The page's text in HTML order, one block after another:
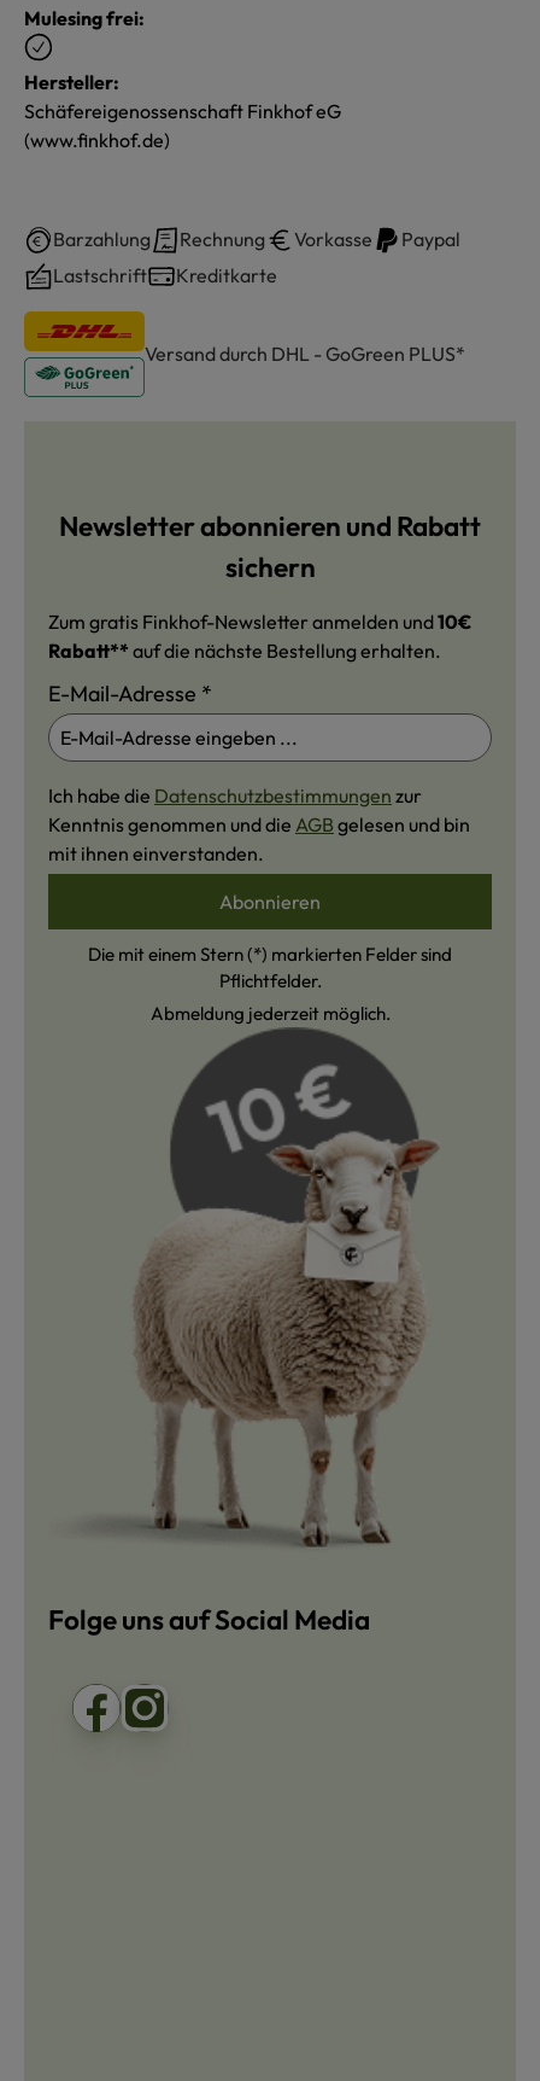
Mulesing frei:
Hersteller:
Schäfereigenossenschaft Finkhof eG
(www.finkhof.de)
Barzahlung Rechnung Vorkasse
Paypal
Lastschrift
Kreditkarte
Versand durch DHL - GoGreen PLUS*
Newsletter abonnieren und Rabatt
sichern
Zum gratis Finkhof-Newsletter anmelden und10€
Rabatt** auf die nächste Bestellung erhalten.
E-Mail-Adresse *
Ich habe die Datenschutzbestimmungen zur
Kenntnis genommen und die AGB gelesen und bin
mit ihnen einverstanden.
Abonnieren
Die mit einem Stern (*) markierten Felder sind
Pflichtfelder.
Abmeldung jederzeit möglich.
Folge uns auf Social Media